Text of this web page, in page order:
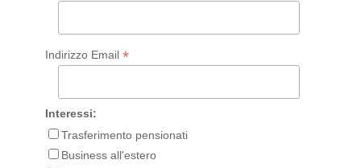
Indirizzo Email *
Interessi:
Trasferimento pensionati
Business all'estero